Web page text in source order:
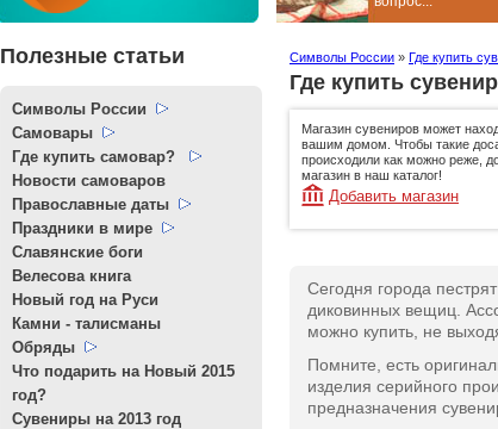
Полезные статьи
Символы России
Самовары
Где купить самовар?
Новости самоваров
Православные даты
Праздники в мире
Славянские боги
Велесова книга
Новый год на Руси
Камни - талисманы
Обряды
Что подарить на Новый 2015
год?
Cувениры на 2013 год
Символы России » Где купить
Где купить
Магазин сувениров может
вашим домом. Чтобы такие
происходили как можно реже,
магазин в наш каталог!
Добавить магазин
Сегодня города
диковинных вещиц.
можно купить, не
Помните, есть
изделия серийного
предназначения